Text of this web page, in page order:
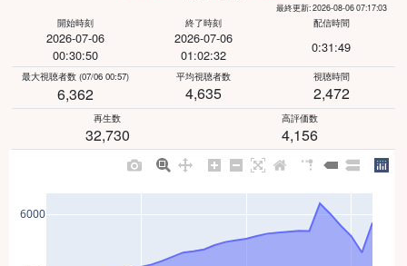
最終更新: 2026-08-06 07:17:03
開始時刻
2026-07-06
00:30:50
終了時刻
2026-07-06
01:02:32
配信時間
0:31:49
最大視聴者数 (07/06 00:57)
6,362
平均視聴者数
4,635
視聴時間
2,472
再生数
32,730
高評価数
4,156
6000